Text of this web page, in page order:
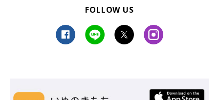
FOLLOW US